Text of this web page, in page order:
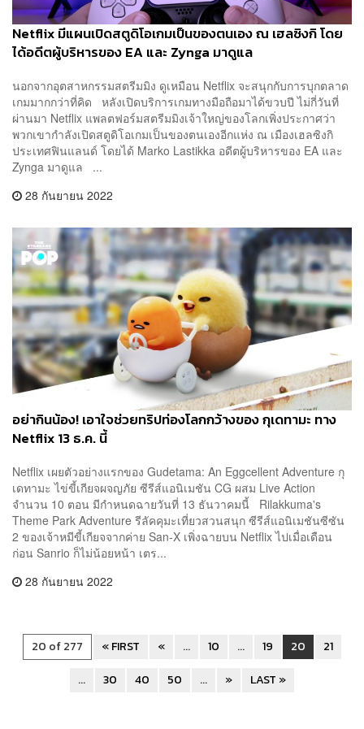
Netflix มีแผนเปิดสตูดิโอเกมเป็นของตนเอง ณ เฮลซิงกิ โดย
ได้อดีตผู้บริหารของ EA และ Zynga มาดูแล
นอกจากอุตสาหกรรมสตรีมมิง ดูเหมือน Netflix จะสนุกกับการบุกตลาด
เกมมากกว่าที่คิด หลังเปิดบริการเกมทางมือถือมาได้ขวบปี ไม่กี่วันที่
ผ่านมา Netflix แพลตฟอร์มสตรีมมิงเจ้าใหญ่ของโลกเพิ่งประกาศว่า
พวกเขากำลังเปิดสตูดิโอเกมเป็นของตนเองอีกแห่ง ณ เมืองเฮลซิงกิ
ประเทศฟินแลนด์ โดยได้ Marko Lastikka อดีตผู้บริหารของ EA และ
Zynga มาดูแล ...
28 กันยายน 2022
อย่ากินน้อง! เอาใจช่วยทริปท่องโลกกว้างของ กุเดทามะ ทาง
Netflix 13 ธ.ค. นี้
Netflix เผยตัวอย่างแรกของ Gudetama: An Eggcellent Adventure กุ
เดทามะ ไข่ขี้เกียจผจญภัย ซีรีส์แอนิเมชัน CG ผสม Live Action
จำนวน 10 ตอน มีกำหนดฉายวันที่ 13 ธันวาคมนี้ Rilakkuma's
Theme Park Adventure รีลัคคุมะเที่ยวสวนสนุก ซีรีส์แอนิเมชันซีซัน
2 ของเจ้าหมีขี้เกียจจากค่าย San-X เพิ่งฉายบน Netflix ไปเมื่อเดือน
ก่อน Sanrio ก็ไม่น้อยหน้า เตร...
28 กันยายน 2022
20 of 277 « FIRST « ... 10 ... 19 20
21
...
30 40 50 ... » LAST »